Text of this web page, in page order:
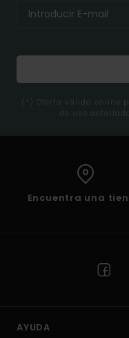
(*) Oferta valida online
de uso
Encuentra una
AYUDA